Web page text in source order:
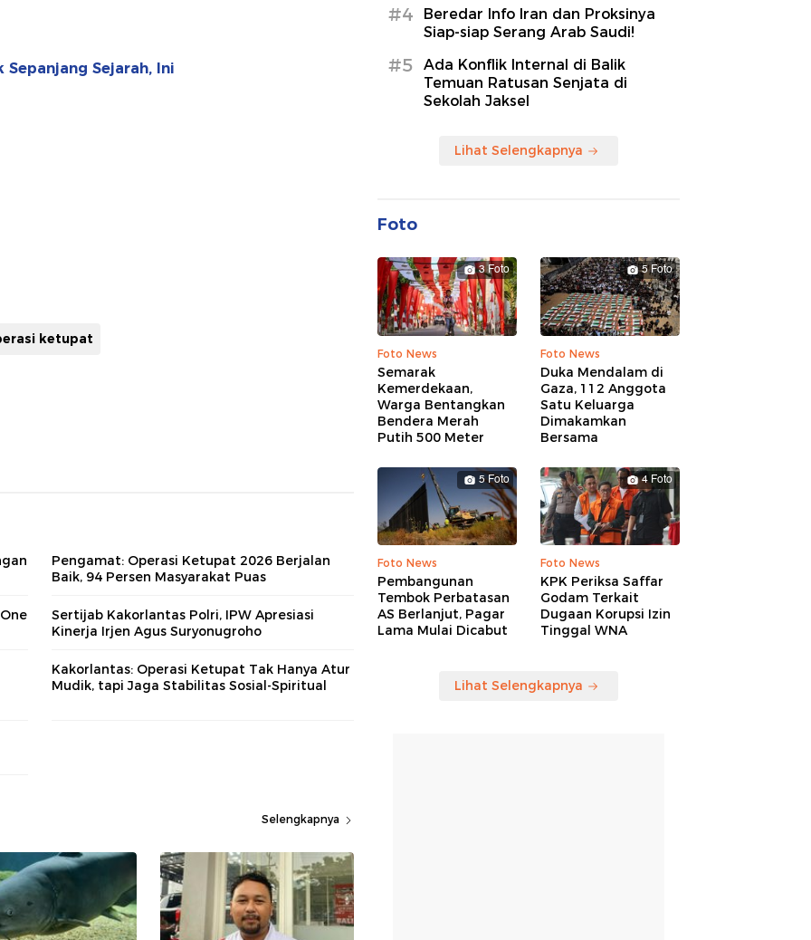
Sejarah, Ini
ketupat
Pengamat: Operasi Ketupat 2026 Berjalan
Baik, 94 Persen Masyarakat Puas
Sertijab Kakorlantas Polri, IPW Apresiasi
Kinerja Irjen Agus Suryonugroho
Kakorlantas: Operasi Ketupat Tak Hanya Atur
Mudik, tapi Jaga Stabilitas Sosial-Spiritual
Selengkapnya
#4
Beredar Info Iran dan Proksinya
Siap-siap Serang Arab Saudi!
#5
Ada Konflik Internal di Balik
Temuan Ratusan Senjata di
Sekolah Jaksel
Lihat Selengkapnya
Foto
3 Foto
Foto News
Semarak
Kemerdekaan,
Warga Bentangkan
Bendera Merah
Putih 500 Meter
5 Foto
Foto News
Duka Mendalam di
Gaza, 112 Anggota
Satu Keluarga
Dimakamkan
Bersama
5 Foto
Foto News
Pembangunan
Tembok Perbatasan
AS Berlanjut, Pagar
Lama Mulai Dicabut
4 Foto
Foto News
KPK Periksa Saffar
Godam Terkait
Dugaan Korupsi Izin
Tinggal WNA
Lihat Selengkapnya